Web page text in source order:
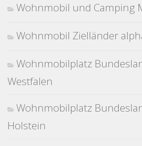
Wohnmobil und Camping
Wohnmobil Zielländer
Wohnmobilplatz
Westfalen
Wohnmobilplatz
Holstein